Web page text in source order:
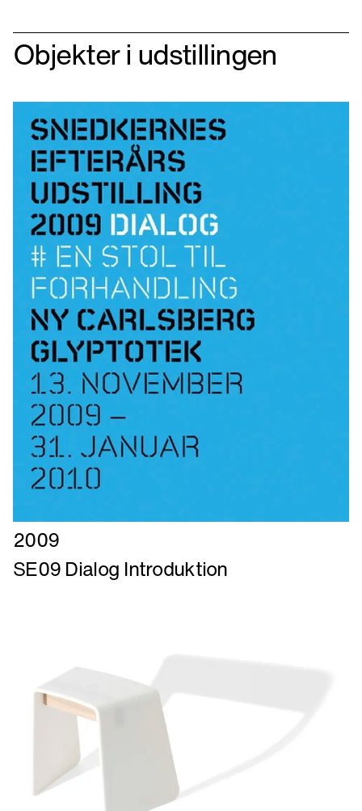
Objekter i udstillingen
Læs
mere
om
2009
SE09 Dialog Introduktion